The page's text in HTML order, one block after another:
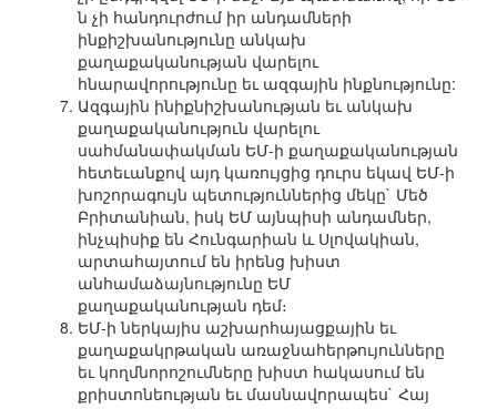
ն չի հանդուրժում իր անդամների
ինքիշխանությունը անկախ
քաղաքականության վարելու
հնարավորությունը եւ ազգային ինքնությունը:
Ազգային ինիքնիշխանության եւ անկախ
քաղաքականություն վարելու
սահմանափակման ԵՄ-ի քաղաքականության
հետեւանքով այդ կառույցից դուրս եկավ ԵՄ-ի
խոշորագույն պետություններից մեկը` Մեծ
Բրիտանիան, իսկ ԵՄ այնպիսի անդամներ,
ինչպիսիք են Հունգարիան և Սլովակիան,
արտահայտում են իրենց խիստ
անհամաձայնությունը ԵՄ
քաղաքականության դեմ։
ԵՄ-ի ներկայիս աշխարհայացքային եւ
քաղաքակրթական առաջնահերթույունները
եւ կողմնորոշումները խիստ հակասում են
քրիստոնեության եւ մասնավորապես` Հայ